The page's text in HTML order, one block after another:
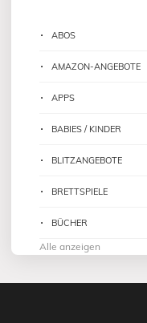
ABOS
AMAZON-ANGEBOTE
APPS
BABIES / KINDER
BLITZANGEBOTE
BRETTSPIELE
BÜCHER
Alle anzeigen